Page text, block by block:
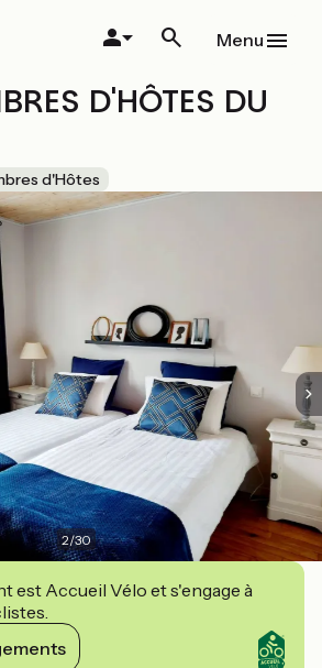
Menu
D'HÔTES DU
d'Hôtes
2/30
est Accueil Vélo et s'engage à